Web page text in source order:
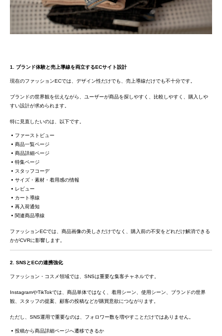
1. ブランド体験と売上導線を両立するECサイト設計
現在のファッションECでは、デザイン性だけでも、売上導線だけでも不十分です。
ブランドの世界観を伝えながら、ユーザーが商品を探しやすく、比較しやすく、購入しや
すい設計が求められます。
特に見直したいのは、以下です。
ファーストビュー
商品一覧ページ
商品詳細ページ
特集ページ
スタッフコーデ
サイズ・素材・着用感の情報
レビュー
カート導線
再入荷通知
関連商品導線
ファッションECでは、商品画像の美しさだけでなく、購入前の不安をどれだけ解消できる
かがCVRに影響します。
2. SNSとECの連携強化
ファッション・コスメ領域では、SNSは重要な集客チャネルです。
InstagramやTikTokでは、商品単体ではなく、着用シーン、使用シーン、ブランドの世界
観、スタッフの提案、顧客の投稿などが購買意欲につながります。
ただし、SNS運用で重要なのは、フォロワー数を増やすことだけではありません。
投稿から商品詳細ページへ遷移できるか